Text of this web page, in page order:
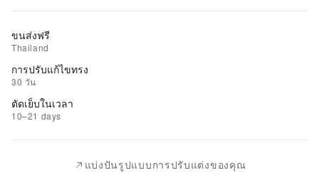
รถ
เข็น
รายการ
ที่
ชอบ
ขนส่งฟรี
Thailand
การปรับแก้ไขทรง
30 วัน
ตัดเย็บในเวลา
10–21 days
แบ่งปันรูปแบบการปรับแต่งของคุณ